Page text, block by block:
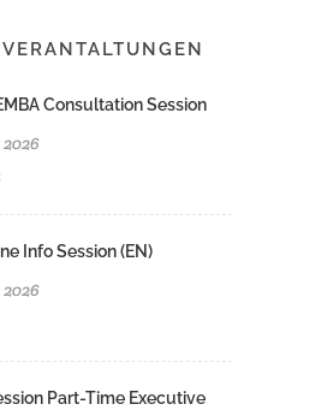
Consultation Session
Info Session (EN)
Part-Time Executive